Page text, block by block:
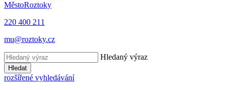
MěstoRoztoky
220 400 211
mu@roztoky.cz
Hledaný výraz
Hledat
rozšířené vyhledávání